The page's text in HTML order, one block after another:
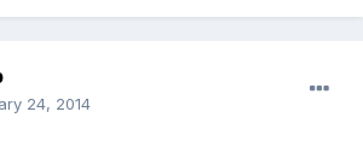
24, 2014